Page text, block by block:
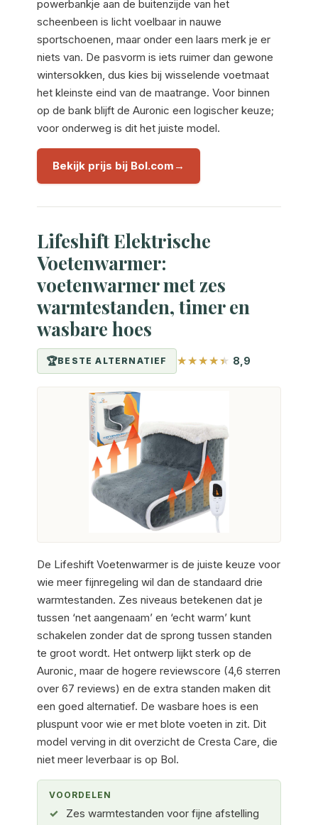
powerbankje aan de buitenzijde van het
scheenbeen is licht voelbaar in nauwe
sportschoenen, maar onder een laars merk je er
niets van. De pasvorm is iets ruimer dan gewone
wintersokken, dus kies bij wisselende voetmaat
het kleinste eind van de maatrange. Voor binnen
op de bank blijft de Auronic een logischer keuze;
voor onderweg is dit het juiste model.
Bekijk prijs bij Bol.com
Lifeshift Elektrische
Voetenwarmer:
voetenwarmer met zes
warmtestanden, timer en
wasbare hoes
BESTE ALTERNATIEF 8,9
De Lifeshift Voetenwarmer is de juiste keuze voor
wie meer fijnregeling wil dan de standaard drie
warmtestanden. Zes niveaus betekenen dat je
tussen ‘net aangenaam’ en ‘echt warm’ kunt
schakelen zonder dat de sprong tussen standen
te groot wordt. Het ontwerp lijkt sterk op de
Auronic, maar de hogere reviewscore (4,6 sterren
over 67 reviews) en de extra standen maken dit
een goed alternatief. De wasbare hoes is een
pluspunt voor wie er met blote voeten in zit. Dit
model verving in dit overzicht de Cresta Care, die
niet meer leverbaar is op Bol.
VOORDELEN
Zes warmtestanden voor fijne afstelling